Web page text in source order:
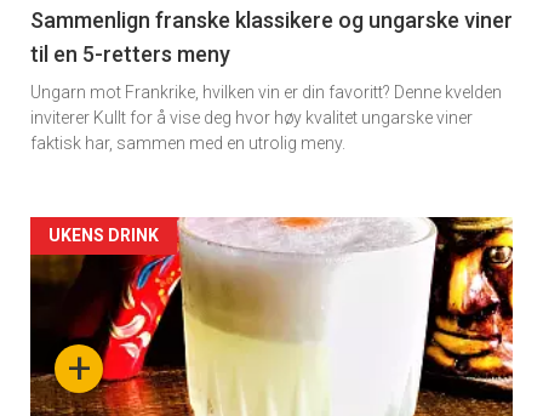
5
Sammenlign franske klassikere og ungarske viner
til en 5-retters meny
Ungarn mot Frankrike, hvilken vin er din favoritt? Denne kvelden
inviterer Kullt for å vise deg hvor høy kvalitet ungarske viner
faktisk har, sammen med en utrolig meny.
Forsiden
akkurat
nå
-
+
UKENS DRINK